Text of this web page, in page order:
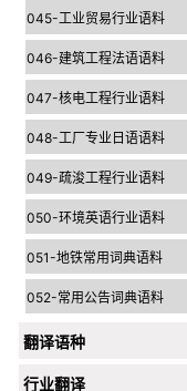
045-工业贸易行业语料
046-建筑工程法语语料
047-核电工程行业语料
048-工厂专业日语语料
049-疏浚工程行业语料
050-环境英语行业语料
051-地铁常用词典语料
052-常用公告词典语料
翻译语种
行业翻译